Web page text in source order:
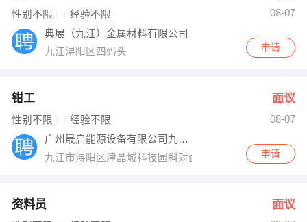
性别不限 经验不限
08-07
典展（九江）金属材料有限公司
九江浔阳区四码头
申请
钳工 面议
性别不限 经验不限
08-07
广州晟启能源设备有限公司九江分公司
九江市浔阳区津晶城科技园斜对面
申请
资料员 面议